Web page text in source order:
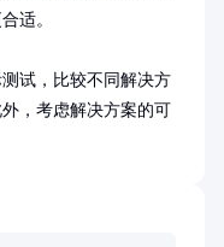
适。
试，比较不同解决方
，考虑解决方案的可